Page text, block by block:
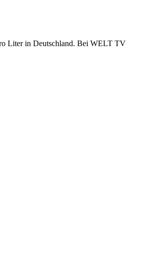
Liter in Deutschland. Bei WELT TV